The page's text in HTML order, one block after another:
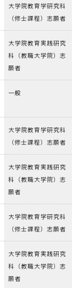
大学院教育学研究科
（修士課程）志願者
大学院教育実践研究
科（教職大学院）志
願者
一般
大学院教育学研究科
（修士課程）志願者
大学院教育実践研究
科（教職大学院）志
願者
大学院教育学研究科
（修士課程）志願者
大学院教育実践研究
科（教職大学院）志
願者